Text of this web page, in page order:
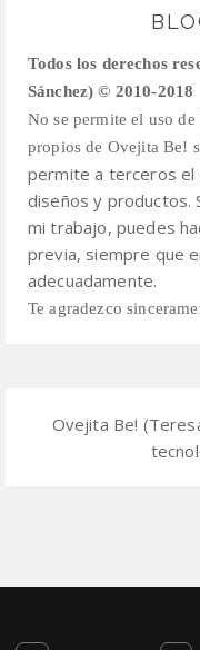
Todos los derechos
Sánchez) © 2010-2018
No se permite el uso
propios de Ovejita Be!
permite a terceros el
diseños y productos.
mi trabajo, puedes
previa, siempre que
adecuadamente.
Te agradezco
Ovejita Be!